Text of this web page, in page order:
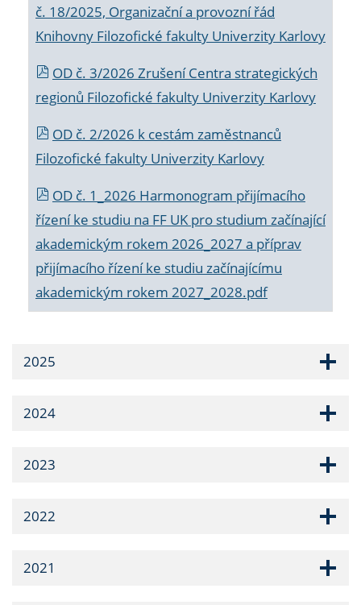
č. 18/2025, Organizační a provozní řád
Knihovny Filozofické fakulty Univerzity Karlovy
OD č. 3/2026 Zrušení Centra strategických
regionů Filozofické fakulty Univerzity Karlovy
OD č. 2/2026 k cestám zaměstnanců
Filozofické fakulty Univerzity Karlovy
OD č. 1_2026 Harmonogram přijímacího
řízení ke studiu na FF UK pro studium začínající
akademickým rokem 2026_2027 a příprav
přijímacího řízení ke studiu začínajícímu
akademickým rokem 2027_2028.pdf
2025
2024
2023
2022
2021